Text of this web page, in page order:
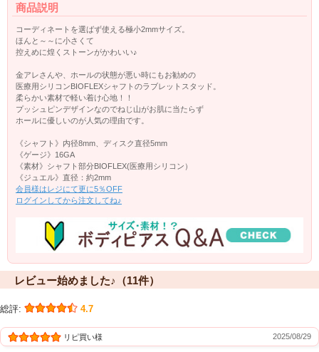
商品説明
コーディネートを選ばず使える極小2mmサイズ。
ほんと～～に小さくて
控えめに煌くストーンがかわいい♪
金アレさんや、ホールの状態が悪い時にもお勧めの
医療用シリコンBIOFLEXシャフトのラブレットスタッド。
柔らかい素材で軽い着け心地！！
プッシュピンデザインなのでねじ山がお肌に当たらず
ホールに優しいのが人気の理由です。
《シャフト》内径8mm、ディスク直径5mm
《ゲージ》16GA
《素材》シャフト部分BIOFLEX(医療用シリコン）
《ジュエル》直径：約2mm
会員様はレジにて更に5％OFF
ログインしてから注文してね♪
レビュー始めました♪（11件）
総評: 4.7
リピ買い様 2025/08/29